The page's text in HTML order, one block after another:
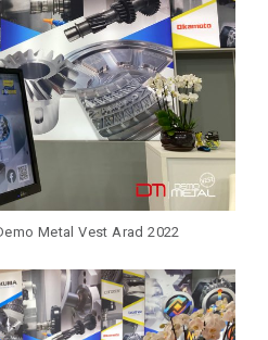
Metal Vest Arad 2022